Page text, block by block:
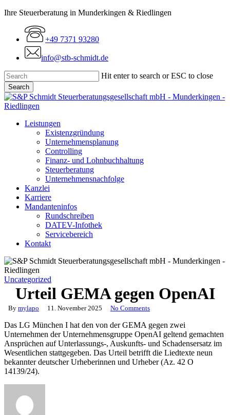
Skip
content
Ihre Steuerberatung in Munderkingen & Riedlingen
+49 7371 93280
info@stb-schmidt.de
Hit enter to search or ESC to close
Search
Close
Search
Menu
Leistungen
Existenzgründung
Unternehmensplanung
Controlling
Finanz- und Lohnbuchhaltung
Steuerberatung
Unternehmensnachfolge
Kanzlei
Karriere
Mandanteninfos
Rundschreiben
DATEV-Infothek
Servicebereich
Kontakt
Uncategorized
Urteil GEMA gegen OpenAI
By mylapo 11. November 2025 No Comments
Das LG München I hat den von der GEMA gegen zwei
Unternehmen der Unternehmensgruppe OpenAI geltend gemachten
Ansprüchen auf Unterlassungs-, Auskunfts- und Schadensersatz im
Wesentlichen stattgegeben. Das Urteil betrifft die Liedtexte neun
bekannter deutscher Urheberinnen und Urheber (Az. 42 O
14139/24).